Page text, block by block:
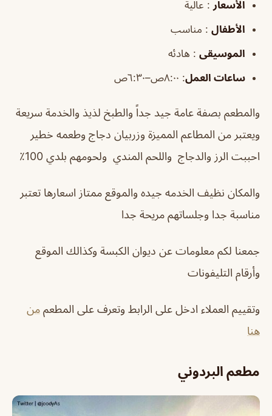
الأسعار : عالية
الأطفال : مناسب
الموسيقى : هادئه
ساعات العمل:
والمطعم بصفة عامة جيد جداً والطبخ لذيذ والخدمة سريعة
ويعتبر من المطاعم المميزة وزربيان دجاج وطعمه خطير
احببت الرز والدجاج واللحم المندي ولحومهم بلدي 100٪
والمكان نظيف الخدمه جيده والموقع ممتاز اسعارها تعتبر
مناسبة جدا وجلساتهم مريحة جدا
جمعنا لكم معلومات عن ديوان الكبسة وكذالك الموقع
وأرقام التليفونات
وتقييم العملاء ادخل على الرابط وتعرف على المطعم من
هنا
مطعم البردوني